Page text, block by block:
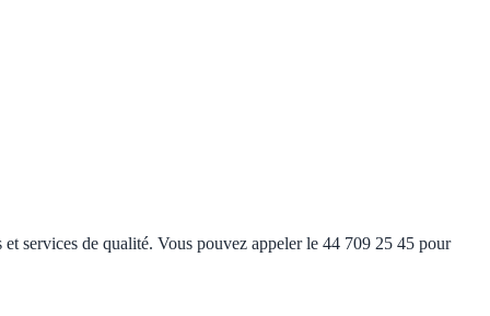
services de qualité. Vous pouvez appeler le 44 709 25 45 pour